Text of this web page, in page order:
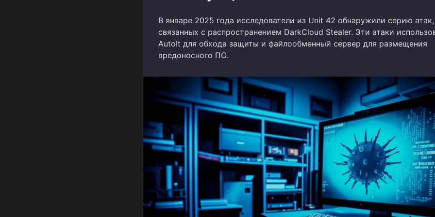
В январе 2025 года исследователи из Unit 42 обнаружили серию атак,
связанных с распространением DarkCloud Stealer. Эти атаки
AutoIt для обхода защиты и файлообменный сервер для размещения
вредоносного ПО.